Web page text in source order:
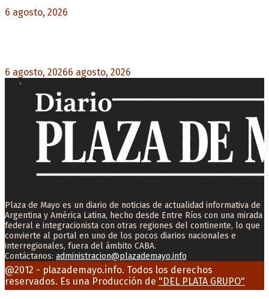
6 agosto, 2026
6 agosto, 20266 agosto, 2026
Plaza de Mayo es un diario de noticias de actualidad informativa de
Argentina y América Latina, hecho desde Entre Ríos con una mirada
federal e integracionista con otras regiones del continente, lo que
convierte al portal en uno de los pocos diarios nacionales e
interregionales, fuera del ámbito CABA.
Contáctanos: administracion@plazademayo.info
Facebook
Twitter
Instagram
Youtube
Email
@2012 - plazademayo.info. Todos los derechos
reservados. Es una Producción de "DEL PLATA GRUPO"